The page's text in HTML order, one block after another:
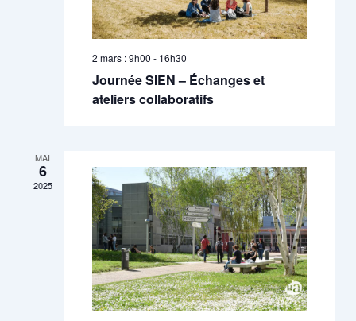
2 mars : 9h00 - 16h30
Journée SIEN – Échanges et
ateliers collaboratifs
MAI
6
2025